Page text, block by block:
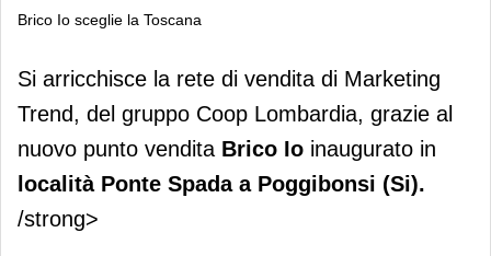
Brico Io sceglie la Toscana
Brico Io sceglie la Toscana
Si arricchisce la rete di vendita di Marketing
Trend, del gruppo Coop Lombardia, grazie al
nuovo punto vendita Brico Io inaugurato in
località Ponte Spada a Poggibonsi (Si).
/strong>